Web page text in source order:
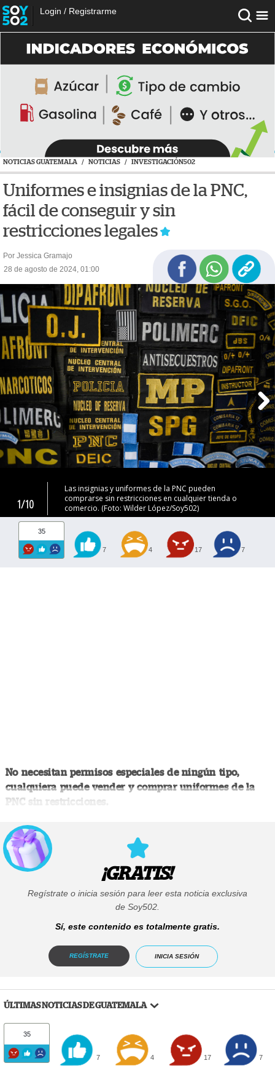
Login / Registrarme
NOTICIAS GUATEMALA / NOTICIAS / INVESTIGACIÓN502
Uniformes e insignias de la PNC,
fácil de conseguir y sin
restricciones legales
Por Jessica Gramajo
28 de agosto de 2024, 01:00
1/10
Las insignias y uniformes de la PNC pueden
comprarse sin restricciones en cualquier tienda o
comercio. (Foto: Wilder López/Soy502)
35
7 4 17 7
No necesitan permisos especiales de ningún tipo,
cualquiera puede vender y comprar uniformes de la
PNC sin restricciones.
¡GRATIS!
Regístrate o inicia sesión para leer esta noticia exclusiva
de Soy502.
Sí, este contenido es totalmente gratis.
REGÍSTRATE INICIA SESIÓN
ÚLTIMAS NOTICIAS DE GUATEMALA
35
7 4 17 7